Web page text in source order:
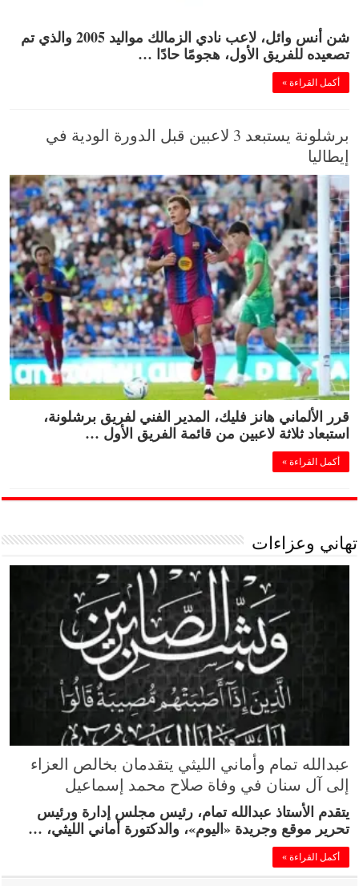
شن أنس وائل، لاعب نادي الزمالك مواليد 2005 والذي تم
تصعيده للفريق الأول، هجومًا حادًا …
أكمل القراءة »
برشلونة يستبعد 3 لاعبين قبل الدورة الودية في
إيطاليا
قرر الألماني هانز فليك، المدير الفني لفريق برشلونة،
استبعاد ثلاثة لاعبين من قائمة الفريق الأول …
أكمل القراءة »
تهاني وعزاءات
عبدالله تمام وأماني الليثي يتقدمان بخالص العزاء
إلى آل سنان في وفاة صلاح محمد إسماعيل
يتقدم الأستاذ عبدالله تمام، رئيس مجلس إدارة ورئيس
تحرير موقع وجريدة «اليوم»، والدكتورة أماني الليثي، …
أكمل القراءة »